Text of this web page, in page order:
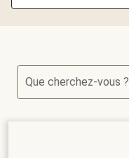
Que cherchez-vous ?